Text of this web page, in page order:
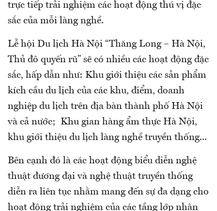
trực tiếp trải nghiệm các hoạt động thú vị đặc
sắc của mỗi làng nghề.
Lễ hội Du lịch Hà Nội “Thăng Long – Hà Nội,
Thủ đô quyến rũ” sẽ có nhiều các hoạt động đặc
sắc, hấp dẫn như: Khu giới thiệu các sản phẩm
kích cầu du lịch của các khu, điểm, doanh
nghiệp du lịch trên địa bàn thành phố Hà Nội
và cả nước; Khu gian hàng ẩm thực Hà Nội,
khu giới thiệu du lịch làng nghề truyền thống...
Bên cạnh đó là các hoạt động biểu diễn nghệ
thuật đương đại và nghệ thuật truyền thống
diễn ra liên tục nhằm mang đến sự đa dạng cho
hoạt động trải nghiệm của các tầng lớp nhân